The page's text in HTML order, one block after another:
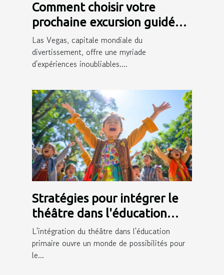
Comment choisir votre
prochaine excursion guidée
en français à Las Vegas
Las Vegas, capitale mondiale du
divertissement, offre une myriade
d'expériences inoubliables....
Stratégies pour intégrer le
théâtre dans l'éducation
primaire et ses bénéfices
L'intégration du théâtre dans l'éducation
primaire ouvre un monde de possibilités pour
le...